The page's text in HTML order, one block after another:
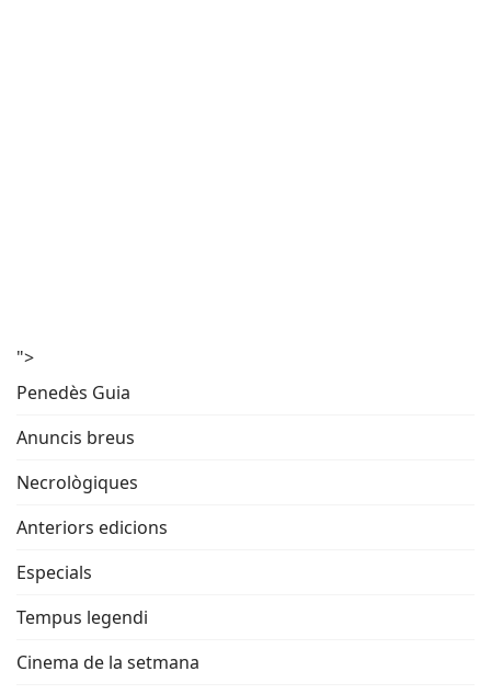
">
Penedès Guia
Anuncis breus
Necrològiques
Anteriors edicions
Especials
Tempus legendi
Cinema de la setmana